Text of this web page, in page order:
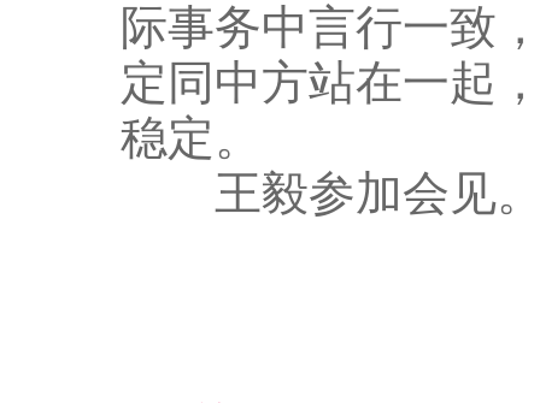
际事务中言行一致
定同中方站在一起
稳定。
王毅参加会见